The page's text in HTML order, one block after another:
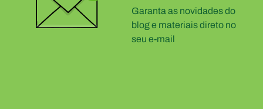
Garanta as novidades do
blog e materiais direto no
seu e-mail